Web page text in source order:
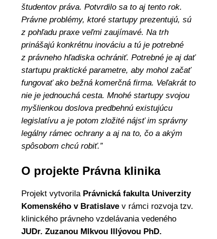
študentov práva. Potvrdilo sa to aj tento rok.
Právne problémy, ktoré startupy prezentujú, sú
z pohľadu praxe veľmi zaujímavé. Na trh
prinášajú konkrétnu inováciu a tú je potrebné
z právneho hľadiska ochrániť. Potrebné je aj dať
startupu praktické parametre, aby mohol začať
fungovať ako bežná komerčná firma. Veľakrát to
nie je jednouchá cesta. Mnohé startupy svojou
myšlienkou doslova predbehnú existujúcu
legislatívu a je potom zložité nájsť im správny
legálny rámec ochrany a aj na to, čo a akým
spôsobom chcú robiť.”
O projekte Právna klinika
Projekt vytvorilaPrávnická fakulta Univerzity
Komenského v Bratislavev rámci rozvoja tzv.
klinického právneho vzdelávania vedeného
JUDr. Zuzanou Mlkvou Illýovou PhD.